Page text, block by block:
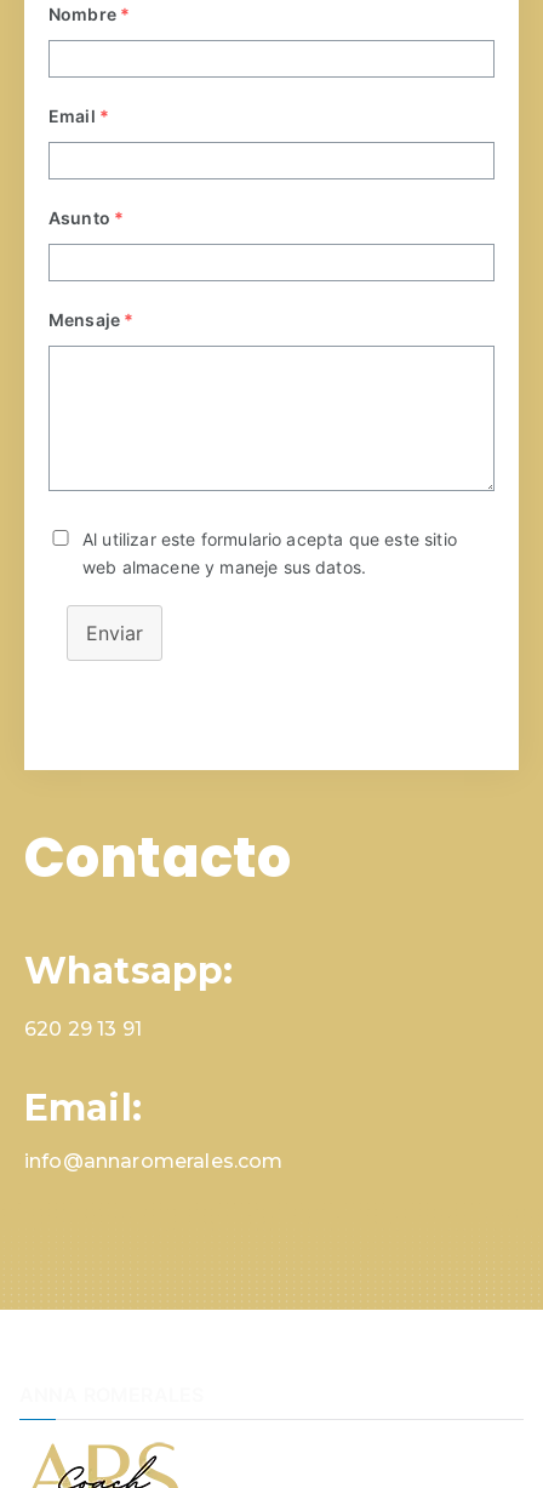
Nombre *
Email *
Asunto *
Mensaje *
Al utilizar este formulario acepta que este sitio
web almacene y maneje sus datos.
Enviar
Contacto
Whatsapp:
620 29 13 91
Email:
info@annaromerales.com